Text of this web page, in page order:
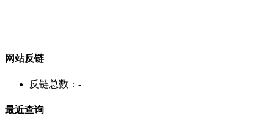
网站反链
反链总数： -
最近查询